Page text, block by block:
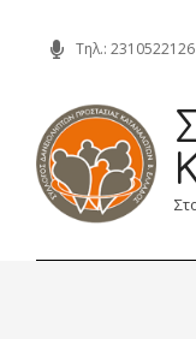
content
Τηλ.: 2310522126